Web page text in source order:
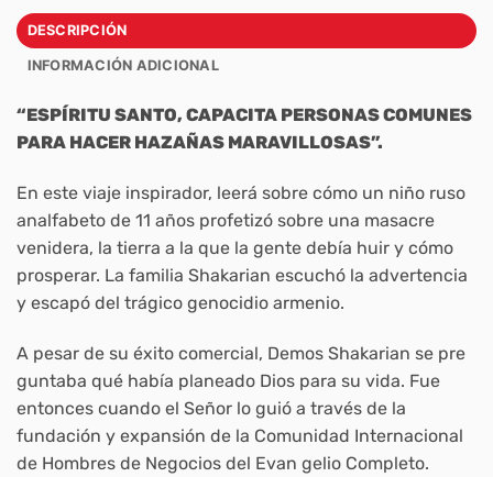
DESCRIPCIÓN
INFORMACIÓN ADICIONAL
“ESPÍRITU SANTO, CAPACITA PERSONAS COMUNES
PARA HACER HAZAÑAS MARAVILLOSAS”.
En este viaje inspirador, leerá sobre cómo un niño ruso
analfabeto de 11 años profetizó sobre una masacre
venidera, la tierra a la que la gente debía huir y cómo
prosperar. La familia Shakarian escuchó la advertencia
y escapó del trágico genocidio armenio.
A pesar de su éxito comercial, Demos Shakarian se pre
guntaba qué había planeado Dios para su vida. Fue
entonces cuando el Señor lo guió a través de la
fundación y expansión de la Comunidad Internacional
de Hombres de Negocios del Evan gelio Completo.